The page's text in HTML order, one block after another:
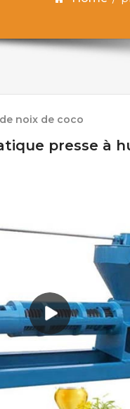
noix de coco
presse à